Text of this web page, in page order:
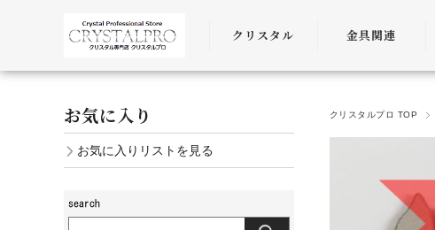
クリスタル
SWAROVSKI
金具関連
金具
チェーン
クリスタルプロ TOP
お気に入り
お気に入りリストを見る